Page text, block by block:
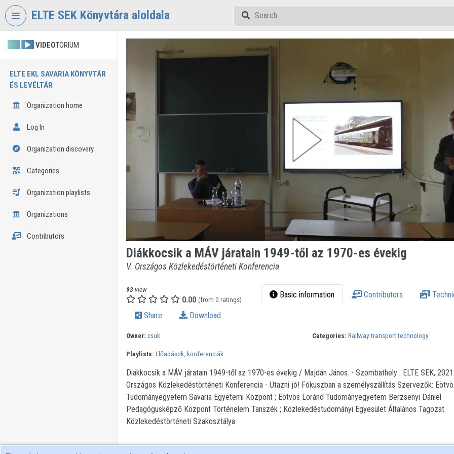
Skip header
ELTE SEK Könyvtára aloldala
VIDEOTORIUM
ELTE EKL SAVARIA KÖNYVTÁR
ÉS LEVÉLTÁR
Organization home
Log In
Organization discovery
Categories
Organization playlists
Organizations
Contributors
Diákkocsik a MÁV járatain 1949-től az 1970-es évekig
V. Országos Közlekedéstörténeti Konferencia
93view
0.00 (from 0 ratings) Basic information Contributors
Share Download
Owner: csuk Categories: Railway transport technology
Playlists: Előadások, konferenciák
Diákkocsik a MÁV járatain 1949-től az 1970-es évekig / Majdán János. - Szombathely : ELTE SEK, 2021
Országos Közlekedéstörténeti Konferencia - Utazni jó! Fókuszban a személyszállítás Szervezők:
Tudományegyetem Savaria Egyetemi Központ ; Eötvös Loránd Tudományegyetem Berzsenyi Dániel
Pedagógusképző Központ Történelem Tanszék ; Közlekedéstudományi Egyesület Általános Tagozat
Közlekedéstörténeti Szakosztálya